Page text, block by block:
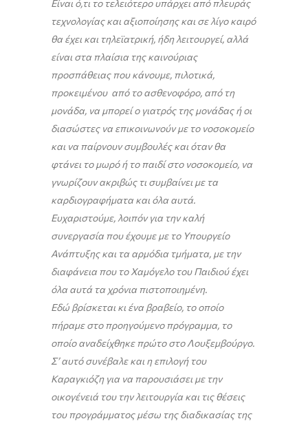
Είναι ό,τι το τελειότερο υπάρχει από πλευράς
τεχνολογίας και αξιοποίησης και σε λίγο καιρό
θα έχει και τηλεϊατρική, ήδη λειτουργεί, αλλά
είναι στα πλαίσια της καινούριας
προσπάθειας που κάνουμε, πιλοτικά,
προκειμένου από το ασθενοφόρο, από τη
μονάδα, να μπορεί ο γιατρός της μονάδας ή οι
διασώστες να επικοινωνούν με το νοσοκομείο
και να παίρνουν συμβουλές και όταν θα
φτάνει το μωρό ή το παιδί στο νοσοκομείο, να
γνωρίζουν ακριβώς τι συμβαίνει με τα
καρδιογραφήματα και όλα αυτά.
Ευχαριστούμε, λοιπόν για την καλή
συνεργασία που έχουμε με το Υπουργείο
Ανάπτυξης και τα αρμόδια τμήματα, με την
διαφάνεια που το Χαμόγελο του Παιδιού έχει
όλα αυτά τα χρόνια πιστοποιημένη.
Εδώ βρίσκεται κι ένα βραβείο, το οποίο
πήραμε στο προηγούμενο πρόγραμμα, το
οποίο αναδείχθηκε πρώτο στο Λουξεμβούργο.
Σ’ αυτό συνέβαλε και η επιλογή του
Καραγκιόζη για να παρουσιάσει με την
οικογένειά του την λειτουργία και τις θέσεις
του προγράμματος μέσω της διαδικασίας της